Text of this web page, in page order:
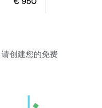
创建您的免费